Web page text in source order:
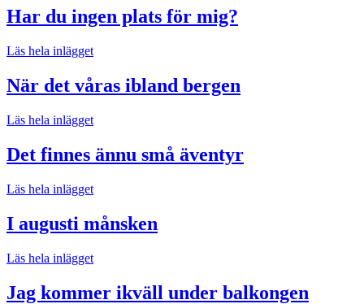
Har du ingen plats för mig?
Läs hela inlägget
När det våras ibland bergen
Läs hela inlägget
Det finnes ännu små äventyr
Läs hela inlägget
I augusti månsken
Läs hela inlägget
Jag kommer ikväll under balkongen